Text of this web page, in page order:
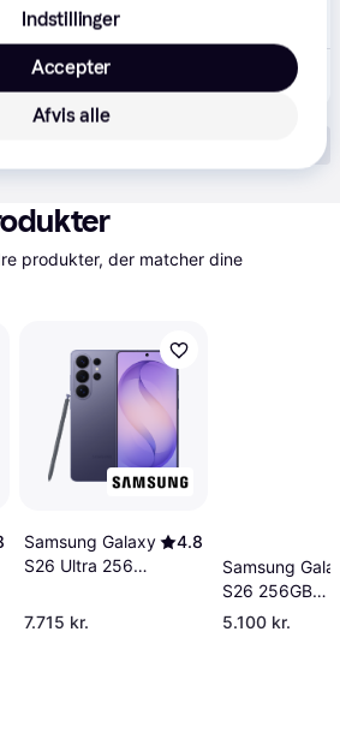
4.3 (42)
1-2 dage
9.999 kr.
produkter, der matcher dine
Samsung Galaxy
S26 Ultra 256GB
4.8
7.715 kr.
Samsung
S26 256GB
Cobalt Violet
5.100 kr.
Indstillinger
Afvis alle
Accepter